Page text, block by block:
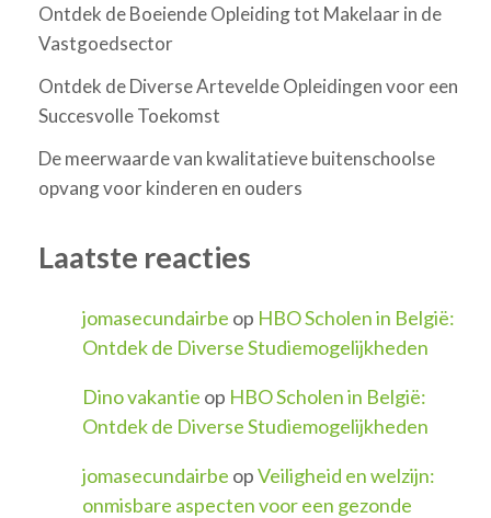
Ontdek de Boeiende Opleiding tot Makelaar in de
Vastgoedsector
Ontdek de Diverse Artevelde Opleidingen voor een
Succesvolle Toekomst
De meerwaarde van kwalitatieve buitenschoolse
opvang voor kinderen en ouders
Laatste reacties
jomasecundairbe op HBO Scholen in België:
Ontdek de Diverse Studiemogelijkheden
Dino vakantie op HBO Scholen in België:
Ontdek de Diverse Studiemogelijkheden
jomasecundairbe opVeiligheid en welzijn:
onmisbare aspecten voor een gezonde